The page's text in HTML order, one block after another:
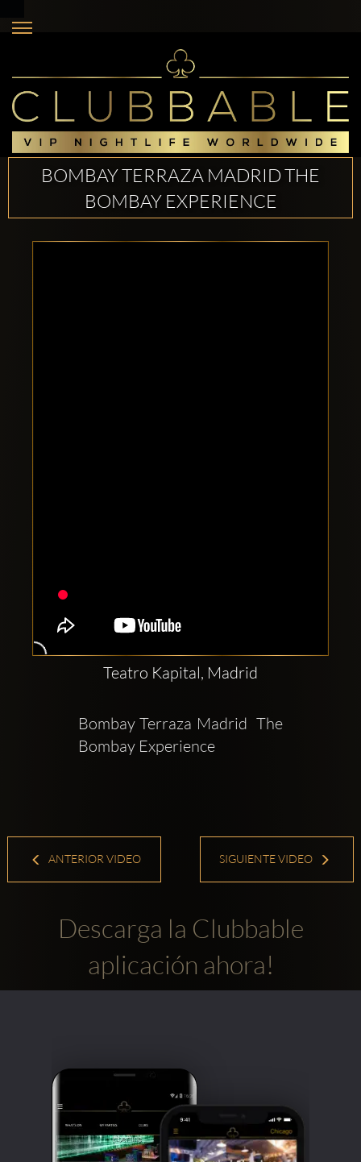
BOMBAY TERRAZA MADRID THE
BOMBAY EXPERIENCE
Teatro Kapital, Madrid
Bombay Terraza Madrid  The
Bombay Experience
ANTERIOR VIDEO SIGUIENTE VIDEO
Descarga la Clubbable
aplicación ahora!